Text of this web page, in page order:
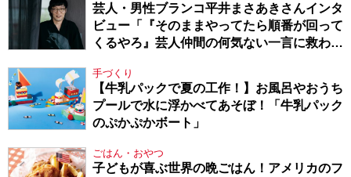
芸人・男性ブランコ平井まさあきさんインタ
ビュー「『そのままやってたら順番が回って
くるやろ』芸人仲間の何気ない一言に救われ
手づくり
【牛乳パックで夏の工作！】お風呂やおうち
プールで水に浮かべてあそぼ！「牛乳パック
のぷかぷかボート」
ごはん・おやつ
子どもが喜ぶ世界の晩ごはん！アメリカのフ